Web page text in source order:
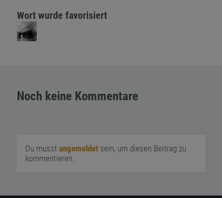
Wort wurde favorisiert
Noch keine Kommentare
Du musst angemeldetsein, um diesen Beitrag zu
kommentieren.